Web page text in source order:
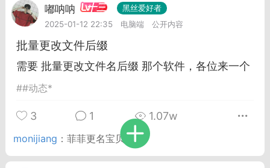
十三
黑丝爱好者
04-08 13:11
电脑端 网站公告
告】不会解压&&网站帮助看这里&&
程&&VIP介绍
：由于采用了特殊的压缩方式，所以盗
压软件是无法解压本站压缩包的。 推荐
具电脑:好压 官方：
嘟呐呐 十三
黑丝爱好者
2025-01-12 22:35
电脑端 公开内容
批量更改文件后缀
需要 批量更改文件名后缀 那个软件，各位来一个
##动态*
3 1 1.07w
monijiang ：菲菲更名宝贝